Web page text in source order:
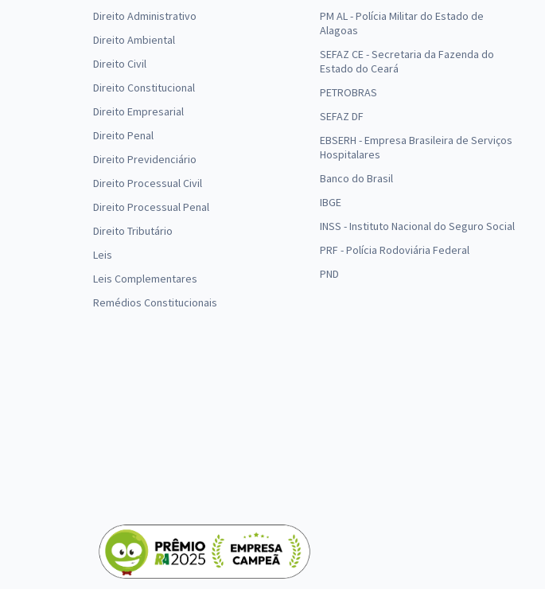
Direito Administrativo
Direito Ambiental
Direito Civil
Direito Constitucional
Direito Empresarial
Direito Penal
Direito Previdenciário
Direito Processual Civil
Direito Processual Penal
Direito Tributário
Leis
Leis Complementares
Remédios Constitucionais
PM AL - Polícia Militar do Estado de
Alagoas
SEFAZ CE - Secretaria da Fazenda do
Estado do Ceará
PETROBRAS
SEFAZ DF
EBSERH - Empresa Brasileira de Serviços
Hospitalares
Banco do Brasil
IBGE
INSS - Instituto Nacional do Seguro Social
PRF - Polícia Rodoviária Federal
PND